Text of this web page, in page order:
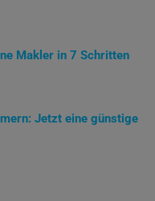
Makler in 7 Schritten
Jetzt eine günstige